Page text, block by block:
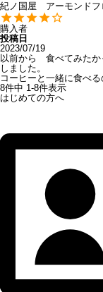
紀ノ国屋 アーモンドフ
購入者
投稿日
2023/07/19
以前から　食べてみた
しました。
コーヒーと一緒に食べ
8件中 1-8件表示
はじめての方へ